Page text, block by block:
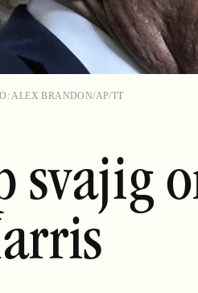
ALEX BRANDON/AP/TT
svajig